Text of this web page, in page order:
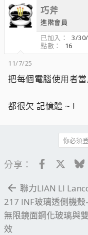
巧斧
進階會員
已加入
3/
點數
16
11/7/25
把每個電腦使用者
都很欠 記憶體 ~ !
你必須
分享： Facebook
聯力LIAN LI
217 INF玻璃透側機殼
無限鏡面鋼化玻璃與
效